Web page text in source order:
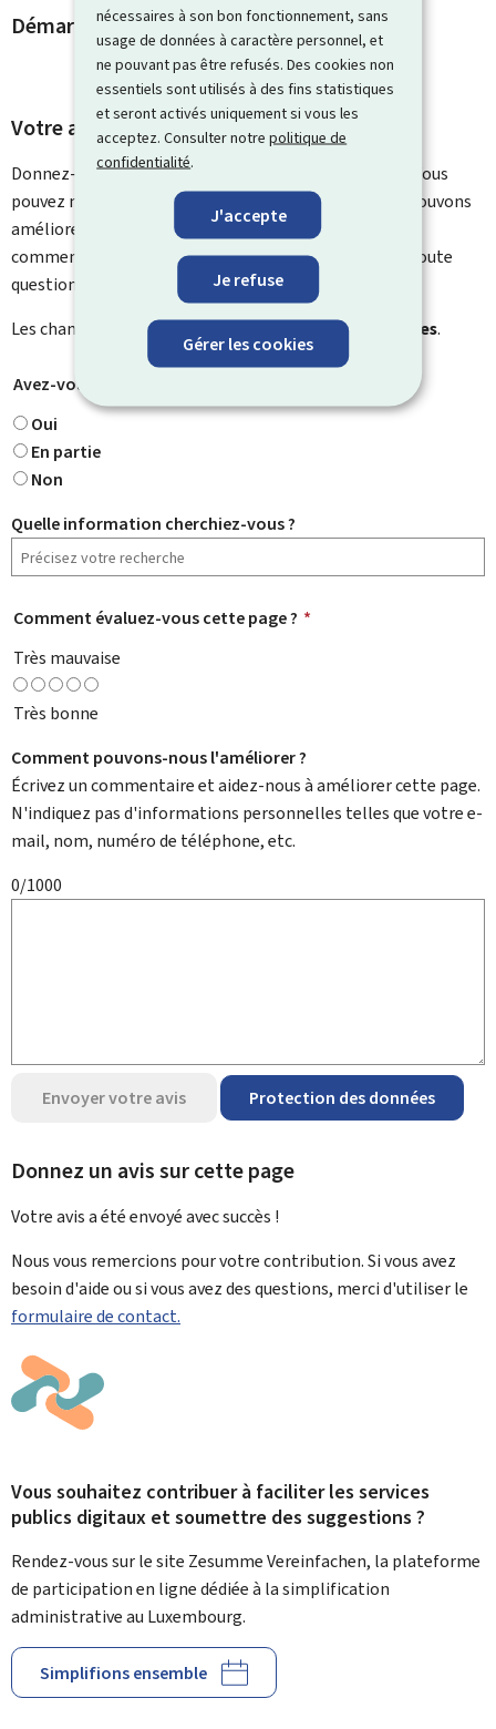
nécessaires à son bon fonctionnement, sans
usage de données à caractère personnel, et
ne pouvant pas être refusés. Des cookies non
essentiels sont utilisés à des fins statistiques
et seront activés uniquement si vous les
acceptez. Consulter notrepolitique de
confidentialité.
J'accepte
Je refuse
Gérer les cookies
Démarches et liens associés
Votre avis nous intéresse
Donnez-nous votre avis sur le contenu de cette page. Vous
pouvez nous laisser un commentaire sur ce que nous pouvons
améliorer. Vous ne recevrez pas de réponse à votre
commentaire. Utilisez le formulaire de contact pour toute
question particulière.
Les champs marqués d’une étoile (
obligatoires.
Avez-vous trouvé ce que vous cherchiez ?
Oui
En partie
Non
Quelle information cherchiez-vous ?
Comment évaluez-vous cette page ? *
Très mauvaise
Très bonne
Comment pouvons-nous l'améliorer ?
Écrivez un commentaire et aidez-nous à améliorer cette page.
N'indiquez pas d'informations personnelles telles que votre e-
mail, nom, numéro de téléphone, etc.
0/1000
Envoyer votre avis Protection des données
Donnez un avis sur cette page
Votre avis a été envoyé avecsuccès !
Nous vous remercions pour votre contribution. Si vous avez
besoin d'aide ou si vous avez des questions, merci d'utiliser le
formulaire de contact.
Vous souhaitez contribuer à faciliter les services
publics digitaux et soumettre des suggestions ?
Rendez-vous sur le site Zesumme Vereinfachen, la plateforme
de participation en ligne dédiée à la simplification
administrative au Luxembourg.
Simplifions ensemble